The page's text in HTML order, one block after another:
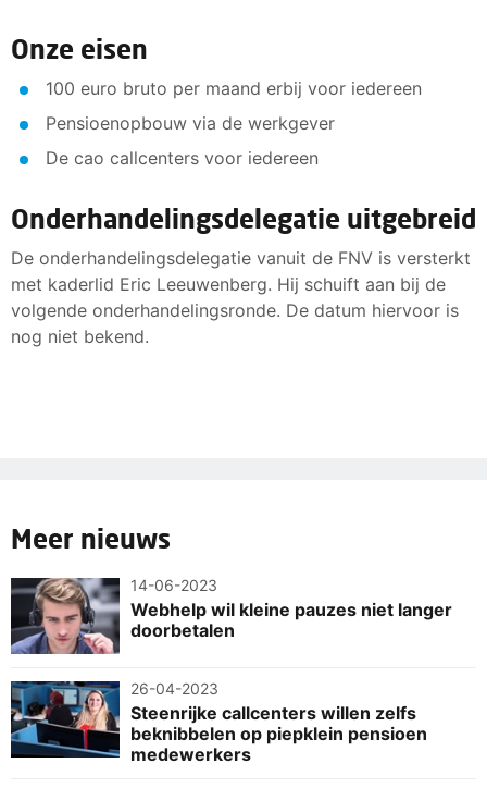
Onze eisen
100 euro bruto per maand erbij voor iedereen
Pensioenopbouw via de werkgever
De cao callcenters voor iedereen
Onderhandelingsdelegatie uitgebreid
De onderhandelingsdelegatie vanuit de FNV is versterkt
met kaderlid Eric Leeuwenberg. Hij schuift aan bij de
volgende onderhandelingsronde. De datum hiervoor is
nog niet bekend.
Meer nieuws
14-06-2023
Webhelp wil kleine pauzes niet langer
doorbetalen
26-04-2023
Steenrijke callcenters willen zelfs
beknibbelen op piepklein pensioen
medewerkers